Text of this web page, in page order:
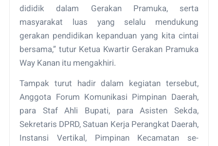
dididik dalam Gerakan Pramuka, serta
masyarakat luas yang selalu mendukung
gerakan pendidikan kepanduan yang kita cintai
bersama,” tutur Ketua Kwartir Gerakan Pramuka
Way Kanan itu mengakhiri.
Tampak turut hadir dalam kegiatan tersebut,
Anggota Forum Komunikasi Pimpinan Daerah,
para Staf Ahli Bupati, para Asisten Sekda,
Sekretaris DPRD, Satuan Kerja Perangkat Daerah,
Instansi Vertikal, Pimpinan Kecamatan se-